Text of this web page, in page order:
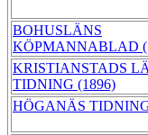
BOHUSLÄNS
KÖPMANNABLAD
KRISTIANSTADS
TIDNING (1896)
HÖGANÄS